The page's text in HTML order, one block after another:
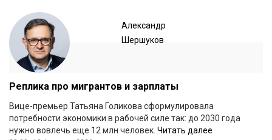
Александр
Шершуков
Реплика про мигрантов и зарплаты
Вице-премьер Татьяна Голикова сформулировала
потребности экономики в рабочей силе так: до 2030 года
нужно вовлечь еще 12 млн человек. Читать далее